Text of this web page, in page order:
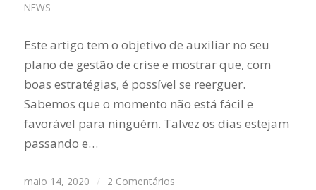
NEWS
Este artigo tem o objetivo de auxiliar no seu
plano de gestão de crise e mostrar que, com
boas estratégias, é possível se reerguer.
Sabemos que o momento não está fácil e
favorável para ninguém. Talvez os dias estejam
passando e…
maio 14, 2020 / 2 Comentários